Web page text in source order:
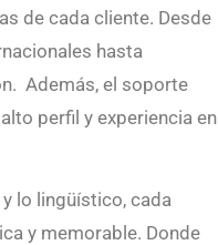
de cada cliente. Desde
hasta
Además, el soporte
perfil y experiencia en
lo lingüístico, cada
y memorable. Donde